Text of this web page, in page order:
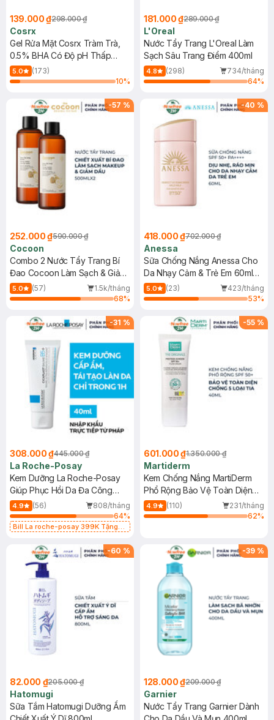
139.000 ₫298.000 ₫
Cosrx
Gel Rửa Mặt Cosrx Tràm Trà,
0.5% BHA Có Độ pH Thấp
150ml
5.0
(173)
10%
181.000 ₫289.000 ₫
L'Oreal
Nước Tẩy Trang L'Oreal Làm
Sạch Sâu Trang Điểm 400ml
4.8 (298)
734/tháng
64%
-57 %
252.000 ₫590.000 ₫
Cocoon
Combo 2 Nước Tẩy Trang Bí
Đao Cocoon Làm Sạch & Giảm
Dầu 500ml
5.0 (57)
1.5k/tháng
68%
-40 %
418.000 ₫702.000 ₫
Anessa
Sữa Chống Nắng Anessa Cho
Da Nhạy Cảm & Trẻ Em 60ml
(Mới)
5.0 (23)
423/tháng
53%
-31 %
308.000 ₫445.000 ₫
La Roche-Posay
Kem Dưỡng La Roche-Posay
Giúp Phục Hồi Da Đa Công
Dụng 40ml
4.9 (56)
808/tháng
64%
Bill La roche-posay 399K Tặng
(SL có hạn)
-55 %
601.000 ₫1.350.000 ₫
Martiderm
Kem Chống Nắng MartiDerm
Phổ Rộng Bảo Vệ Toàn Diện
40ml
4.9 (110)
231/tháng
62%
-60 %
82.000 ₫205.000 ₫
Hatomugi
Sữa Tắm Hatomugi Dưỡng Ẩm
-39 %
128.000 ₫209.000 ₫
Garnier
Nước Tẩy Trang Garnier Dành